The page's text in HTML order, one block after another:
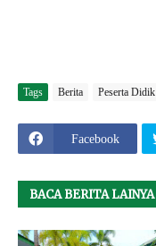
Tags Berita Peserta Didik
Facebook
BACA BERITA LAINYA